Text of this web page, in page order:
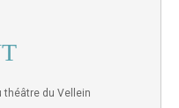
théâtre du Vellein